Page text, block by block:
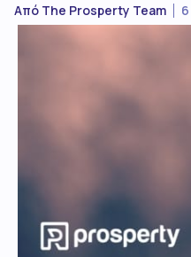
Από The Prosperty Team